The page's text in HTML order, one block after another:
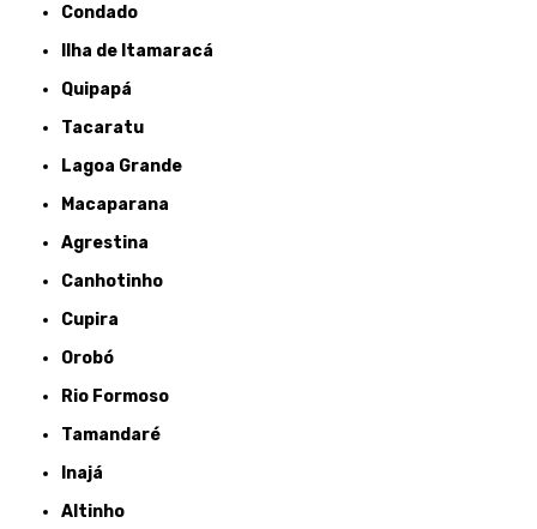
Condado
Ilha de Itamaracá
Quipapá
Tacaratu
Lagoa Grande
Macaparana
Agrestina
Canhotinho
Cupira
Orobó
Rio Formoso
Tamandaré
Inajá
Altinho